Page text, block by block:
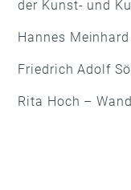
der Kunst- und
Hannes
Friedrich Adolf
Rita Hoch –